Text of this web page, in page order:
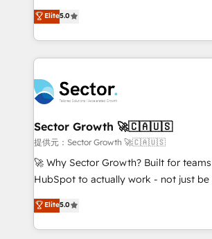
Oferecemos ainda agentes de IA
HubSpot que automatizam tarefas
empresas em 13 países utilizam a
a maior parceira da HubSpot na
líder no ranking global de sucesso do
HubSpot.
one of HubSpot's most experienced
capable Agency Partners globally. We specialise in
complex CRM migrations,
integrations, custom CMS portal
businesses. Our teams are based in North America
and APAC. We are HubSpot's top-ranked Advanced
Implementation Certified Partner and
to their advisory council. We strive to do 'good work
with good people' and have worked
brands. You can see some of them on
Elite5.0
Sector Growth 🚀🇨🇦🇺🇸
提供元：Sector Growth 🚀🇨🇦🇺🇸
🚀 Why Sector Growth? Built for
HubSpot to actually work - not just be
HubSpot Experts: Onboarding,
automation, and training built for adoption. ⚡
Technical Execution: ERP, EMR and
Elite5.0